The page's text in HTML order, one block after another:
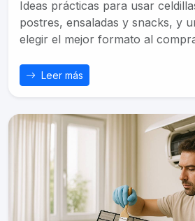
Ideas prácticas para usar
postres, ensaladas y snacks, y
elegir el mejor formato al
Leer más